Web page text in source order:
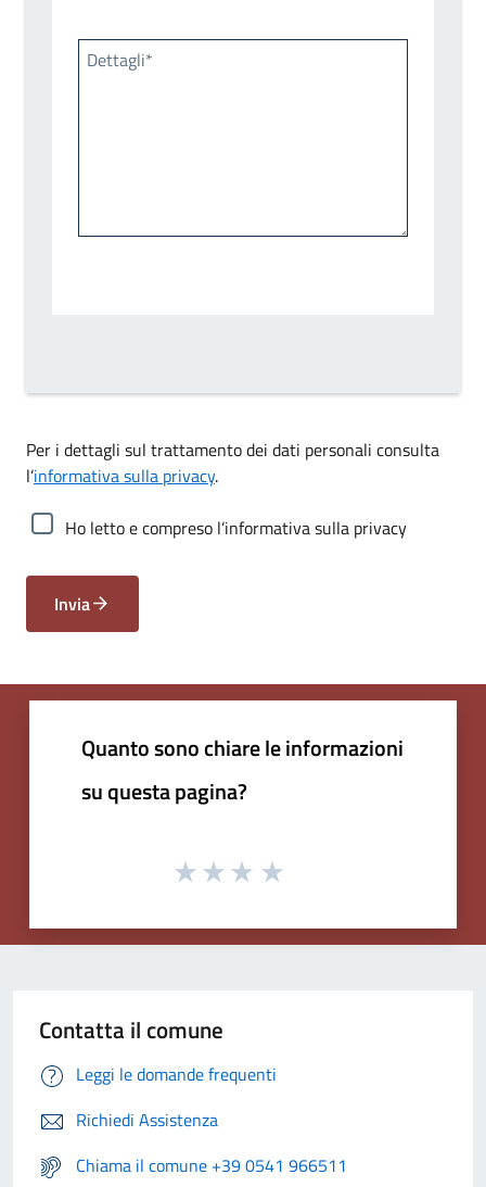
Dettagli*
Per i dettagli sul trattamento dei dati personali consulta
l’informativa sulla privacy.
Ho letto e compreso l’informativa sulla privacy
Invia
Quanto sono chiare le informazioni
su questa pagina?
Contatta il comune
Leggi le domande frequenti
Richiedi Assistenza
Chiama il comune +39 0541 966511